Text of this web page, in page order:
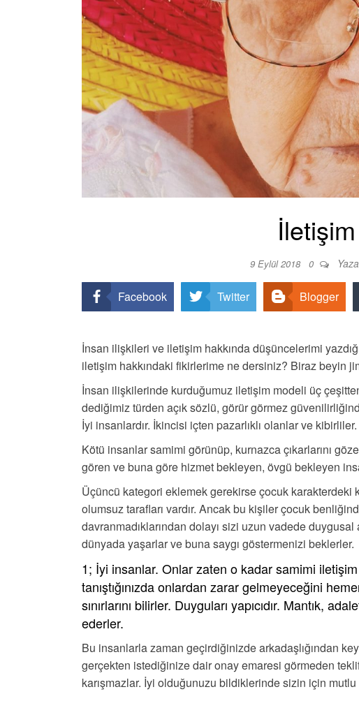
9 Eylül 2018 0
Facebook Twitter Blogger
İnsan ilişkileri ve iletişim hakkında düşüncelerimi
iletişim hakkındaki fikirlerime ne dersiniz? Biraz beyin
İnsan ilişkilerinde kurduğumuz iletişim modeli üç
dediğimiz türden açık sözlü, görür görmez
İyi insanlardır. İkincisi içten pazarlıklı olanlar ve
Kötü insanlar samimi görünüp, kurnazca çıkarlarını
gören ve buna göre hizmet bekleyen, övgü bekleyen
Üçüncü kategori eklemek gerekirse çocuk
olumsuz tarafları vardır. Ancak bu kişiler çocuk
davranmadıklarından dolayı sizi uzun vadede duygusal
dünyada yaşarlar ve buna saygı göstermenizi beklerler.
1; İyi insanlar. Onlar zaten o kadar samimi
tanıştığınızda onlardan zarar gelmeyeceğini
sınırlarını bilirler. Duyguları yapıcıdır. Mantık,
ederler.
Bu insanlarla zaman geçirdiğinizde arkadaşlığından
gerçekten istediğinize dair onay emaresi görmeden
karışmazlar. İyi olduğunuzu bildiklerinde sizin için